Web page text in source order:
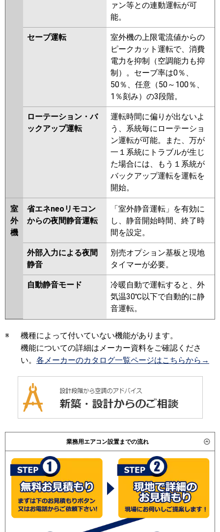
ァン等との連動運転が可
能。
セーブ運転
室外機の上限電流値からの
ピークカット運転で、消費
電力を抑制（空調能力も抑
制）。セーブ率は0％、
50％、任意（50～100％、
1％刻み）の3段階。
ローテーション・バ
ックアップ運転
運転時間に偏りが出ないよ
う、系統毎にローテーショ
ン運転が可能。また、万が
一１系統にトラブルが生じ
た場合には、もう１系統が
バックアップ運転を運転を
開始。
室
外
機
省エネneoリモコン
からの夜間静音運転
「室外静音運転」を有効に
し、静音開始時間、終了時
間を設定。
外部入力による夜間
静音
別売オプション基板と現地
タイマーが必要。
自動静音モード
冷暖自動で運転すると、外
気温30℃以下で自動的に静
音運転。
※
機種によって付いていない機能があります。
機能についての詳細はメーカー資料をご確認くださ
い。 各メーカーのカタログ一覧ページはこちらから→
業務用エアコン設置までの流れ